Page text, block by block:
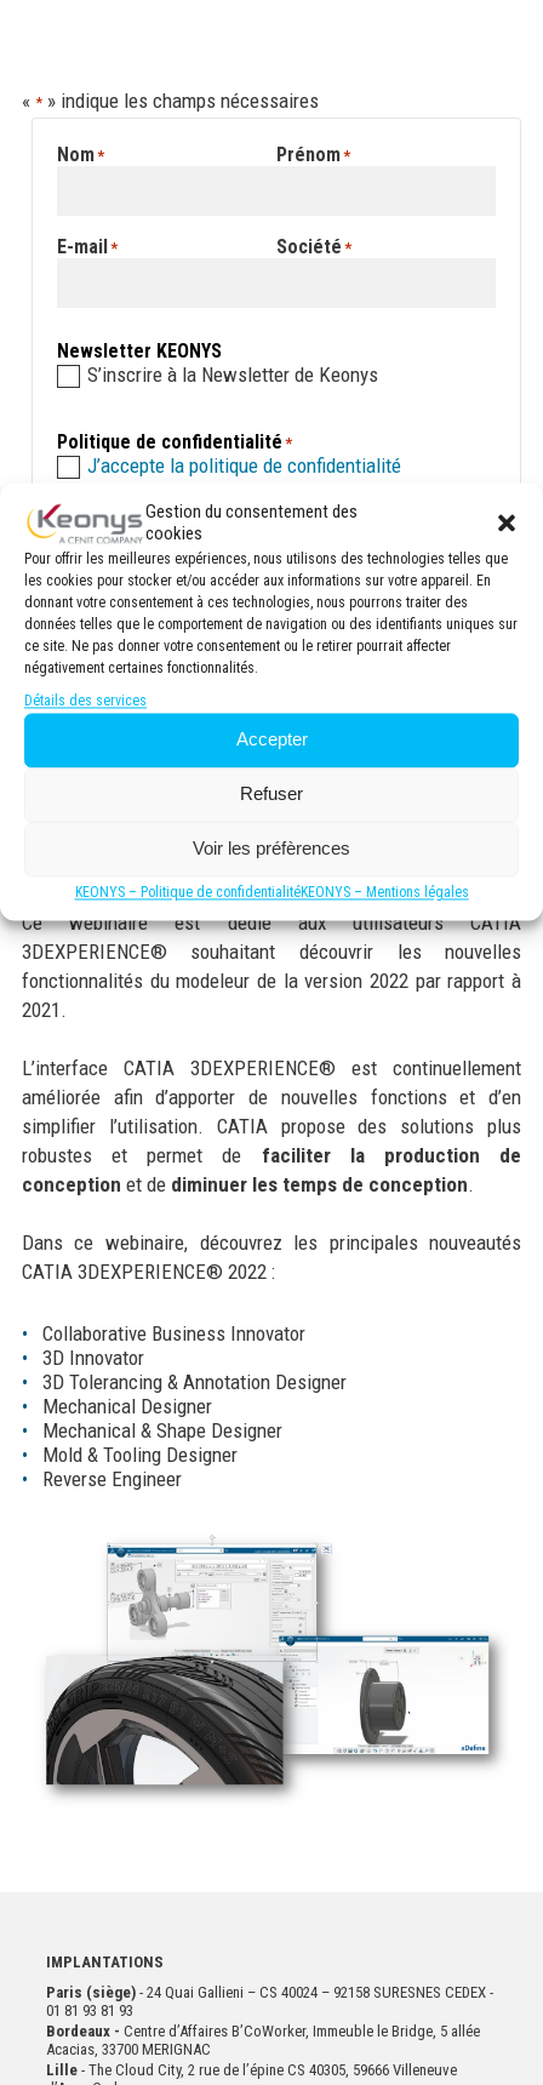
Gestion du consentement des
cookies
Pour offrir les meilleures expériences, nous utilisons des technologies telles que
les cookies pour stocker et/ou accéder aux informations sur votre appareil. En
donnant votre consentement à ces technologies, nous pourrons traiter des
données telles que le comportement de navigation ou des identifiants uniques sur
ce site. Ne pas donner votre consentement ou le retirer pourrait affecter
négativement certaines fonctionnalités.
Détails des services
Accepter
Refuser
Voir les préfèrences
KEONYS – Politique de confidentialitéKEONYS – Mentions légales
« *» indique les champs nécessaires
Nom* Prénom*
E-mail* Société *
Newsletter KEONYS
S’inscrire à la Newsletter de Keonys
Politique de confidentialité *
J’accepte la politique de confidentialité
ACCÉDER AU REPLAY
Nouvelles applications, améliorations,
découvrez les nouveautés CATIA
3DEXPERIENCE® 2022
CATIA 3DEXPERIENCE®
Systèmes est disponible. La suite de produits offre des
solutions puissantes et complètes pour les problèmes
d’ingénierie pour un large éventail d’applications industrielles.
Ce webinaire est dédié aux utilisateurs CATIA
3DEXPERIENCE® souhaitant découvrir les nouvelles
fonctionnalités du modeleur de la version 2022 par rapport à
2021.
L’interface CATIA 3DEXPERIENCE® est continuellement
améliorée afin d’apporter de nouvelles fonctions et d’en
simplifier l’utilisation. CATIA propose des solutions plus
robustes et permet de faciliter la production de
conception et de diminuer les temps de conception.
Dans ce webinaire, découvrez les principales nouveautés
CATIA 3DEXPERIENCE® 2022 :
Collaborative Business Innovator
3D Innovator
3D Tolerancing & Annotation Designer
Mechanical Designer
Mechanical & Shape Designer
Mold & Tooling Designer
Reverse Engineer
IMPLANTATIONS
Paris (siège) - 24 Quai Gallieni – CS 40024 – 92158 SURESNES CEDEX -
01 81 93 81 93
Bordeaux - Centre d’Affaires B’CoWorker, Immeuble le Bridge, 5 allée
Acacias, 33700 MERIGNAC
Lille- The Cloud City, 2 rue de l’épine CS 40305, 59666 Villeneuve